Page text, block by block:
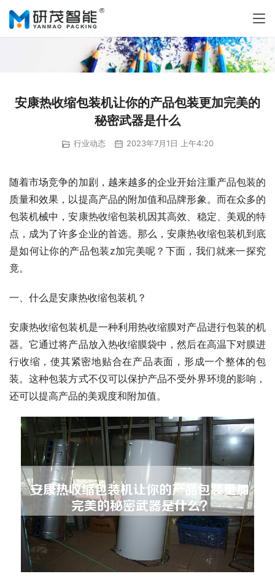
安康热收缩包装机让你的产品包装更加完美的
秘密武器是什么
行业动态 2023年7月1日 上午4:20
随着市场竞争的加剧，越来越多的企业开始注重产品包装的
质量和效果，以提高产品的附加值和品牌形象。而在众多的
包装机械中，安康热收缩包装机因其高效、稳定、美观的特
点，成为了许多企业的首选。那么，安康热收缩包装机到底
是如何让你的产品包装z加完美呢？下面，我们就来一探究
竟。
一、什么是安康热收缩包装机？
安康热收缩包装机是一种利用热收缩膜对产品进行包装的机
器。它通过将产品放入热收缩膜袋中，然后在高温下对膜进
行收缩，使其紧密地贴合在产品表面，形成一个整体的包
装。这种包装方式不仅可以保护产品不受外界环境的影响，
还可以提高产品的美观度和附加值。